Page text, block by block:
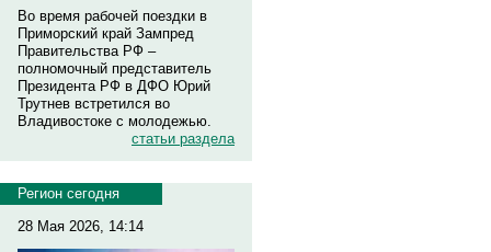
Во время рабочей поездки в
Приморский край Зампред
Правительства РФ –
полномочный представитель
Президента РФ в ДФО Юрий
Трутнев встретился во
Владивостоке с молодежью.
статьи раздела
Регион сегодня
28 Мая 2026, 14:14